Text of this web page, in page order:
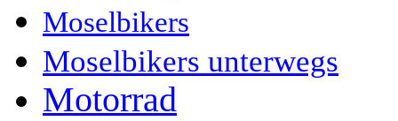
Moselbikers
Moselbikers unterwegs
Motorrad